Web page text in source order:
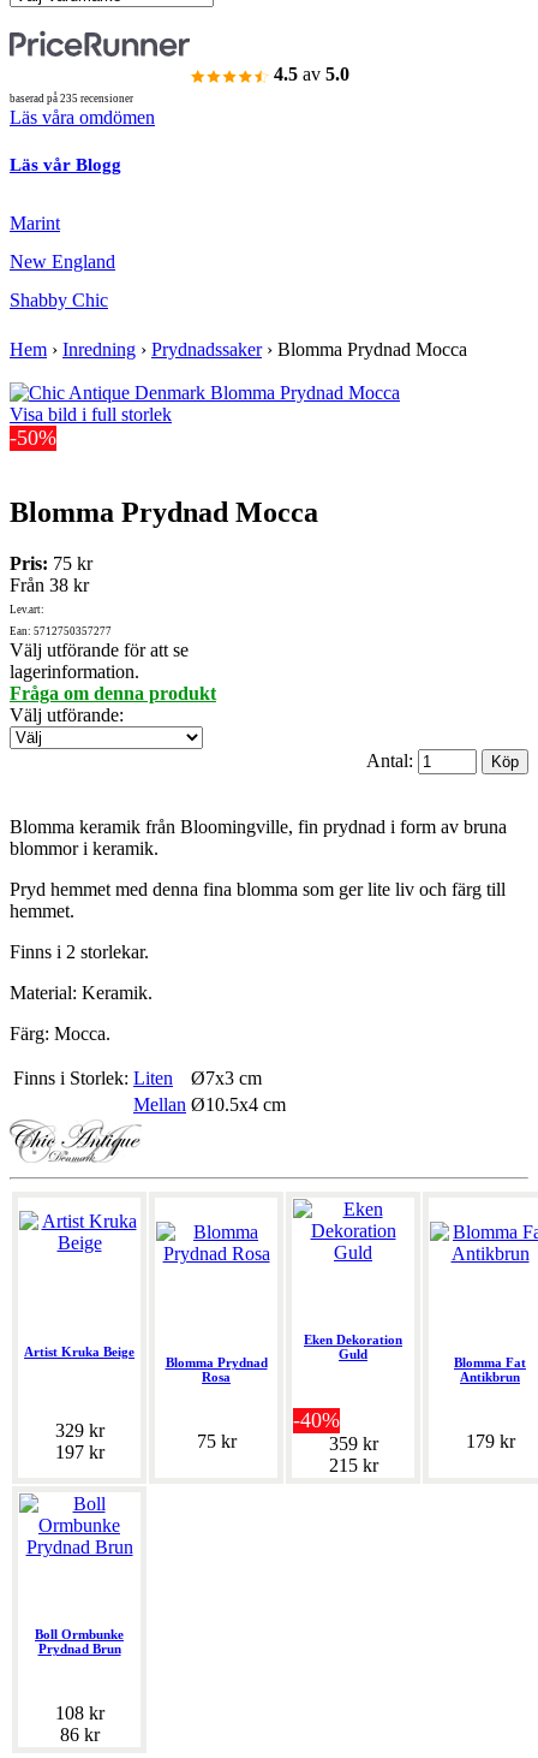
4.5 av 5.0
baserad på 235 recensioner
Läs våra omdömen
Läs vår Blogg
Marint
New England
Shabby Chic
Hem › Inredning › Prydnadssaker› Blomma Prydnad Mocca
Visa bild i full storlek
-50%
Blomma Prydnad Mocca
Pris: 75 kr
Från 38 kr
Lev.art:
Ean: 5712750357277
Välj utförande för att se
lagerinformation.
Fråga om denna produkt
Välj utförande:
Antal:
Blomma keramik från Bloomingville, fin prydnad i form av bruna
blommor i keramik.
Pryd hemmet med denna fina blomma som ger lite liv och färg till
hemmet.
Finns i 2 storlekar.
Material: Keramik.
Färg: Mocca.
Finns i Storlek: Liten
Ø7x3 cm
Mellan Ø10.5x4 cm
Artist Kruka Beige
329 kr
197 kr
Blomma Prydnad
Rosa
75 kr
Eken Dekoration
Guld
-40%
359 kr
215 kr
Blomma Fat
Antikbrun
179 kr
Boll Ormbunke
Prydnad Brun
108 kr
86 kr